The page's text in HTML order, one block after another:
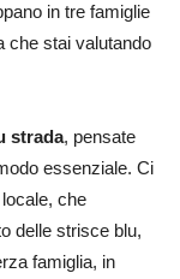
in tre famiglie
che stai valutando
strada, pensate
essenziale. Ci
che
delle strisce blu,
famiglia, in